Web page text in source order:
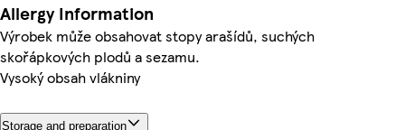
Allergy Information
Výrobek může obsahovat stopy arašídů, suchých
skořápkových plodů a sezamu.
Vysoký obsah vlákniny
Storage and preparation